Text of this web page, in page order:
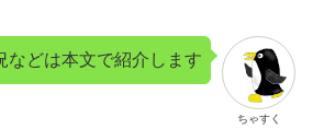
ちゃすく
などは本文で紹介します